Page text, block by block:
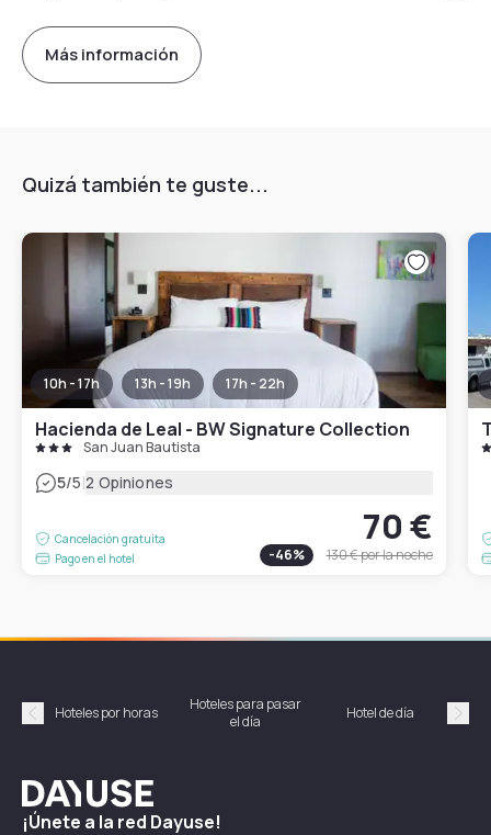
Más información
Quizá también te guste...
10h - 17h 13h - 19h 17h - 22h
Hacienda de Leal - BW Signature Collection
San Juan Bautista
5/5|2 Opiniones
Cancelación gratuita
Pago en el hotel
70 €
-46% 130 €por la noche
Précédent
Hoteles por horas
Hoteles para pasar
el día
Hotel de día
Dayuse
¡Únete a la red Dayuse!